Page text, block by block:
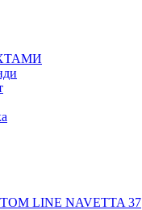
LINE NAVETTA 37